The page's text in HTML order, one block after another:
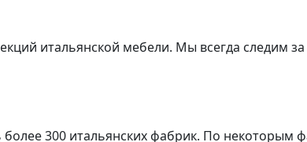
итальянской мебели. Мы всегда следим
300 итальянских фабрик. По некоторым